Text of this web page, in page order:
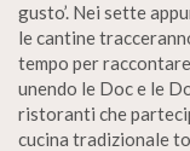
gusto’. Nei sette
le cantine
tempo per
unendo le Doc e le
ristoranti che
cucina tradizionale